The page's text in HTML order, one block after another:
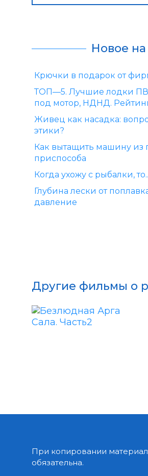
Новое
Крючки в подарок от
ТОП—5. Лучшие лодки
под мотор, НДНД.
Живец как насадка:
этики?
Как вытащить машину из
приспособа
Когда ухожу с рыбалки,
Глубина лески от
давление
Другие фильмы о
При копировании
обязательна.